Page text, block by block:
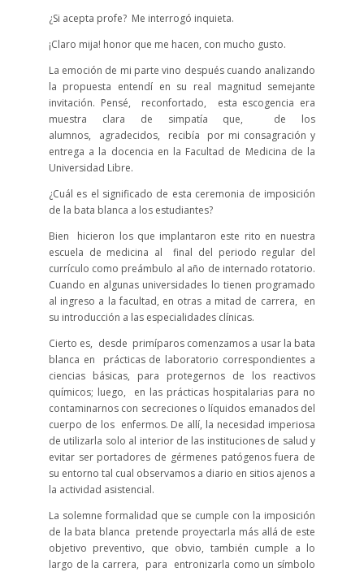
¿Si acepta profe? Me interrogó inquieta.
¡Claro mija! honor que me hacen, con mucho gusto.
La emoción de mi parte vino después cuando analizando
la propuesta entendí en su real magnitud semejante
invitación. Pensé, reconfortado, esta escogencia era
muestra clara de simpatía que, de los
alumnos, agradecidos, recibía por mi consagración y
entrega a la docencia en la Facultad de Medicina de la
Universidad Libre.
¿Cuál es el significado de esta ceremonia de imposición
de la bata blanca a los estudiantes?
Bien hicieron los que implantaron este rito en nuestra
escuela de medicina al final del periodo regular del
currículo como preámbulo al año de internado rotatorio.
Cuando en algunas universidades lo tienen programado
al ingreso a la facultad, en otras a mitad de carrera, en
su introducción a las especialidades clínicas.
Cierto es, desde primíparos comenzamos a usar la bata
blanca en prácticas de laboratorio correspondientes a
ciencias básicas, para protegernos de los reactivos
químicos; luego, en las prácticas hospitalarias para no
contaminarnos con secreciones o líquidos emanados del
cuerpo de los enfermos. De allí, la necesidad imperiosa
de utilizarla solo al interior de las instituciones de salud y
evitar ser portadores de gérmenes patógenos fuera de
su entorno tal cual observamos a diario en sitios ajenos a
la actividad asistencial.
La solemne formalidad que se cumple con la imposición
de la bata blanca pretende proyectarla más allá de este
objetivo preventivo, que obvio, también cumple a lo
largo de la carrera, para entronizarla como un símbolo